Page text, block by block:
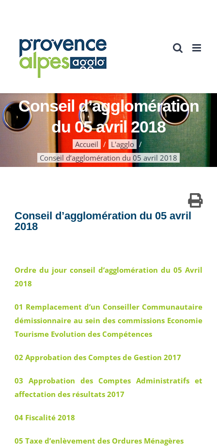
Conseil d’agglomération
du 05 avril 2018
Accueil
L'agglo
Conseil d’agglomération du 05 avril 2018
Conseil d’agglomération du 05 avril
2018
Ordre du jour conseil d’agglomération du 05 Avril
2018
01 Remplacement d’un Conseiller Communautaire
démissionnaire au sein des commissions Economie
Tourisme Evolution des Compétences
02 Approbation des Comptes de Gestion 2017
03 Approbation des Comptes Administratifs et
affectation des résultats 2017
04 Fiscalité 2018
05 Taxe d’enlèvement des Ordures Ménagères